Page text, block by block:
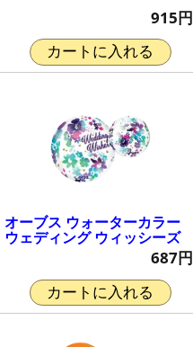
915円
カートに入れる
オーブス ウォーターカラー
ウェディング ウィッシーズ
687円
カートに入れる